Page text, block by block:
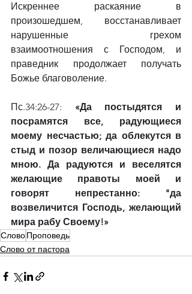
Искреннее раскаяние в
произошедшем, восстанавливает
нарушенные грехом
взаимоотношения с Господом, и
праведник продолжает получать
Божье благоволение.
Пс.34:26-27: «Да постыдятся и
посрамятся все, радующиеся
моему несчастью; да облекутся в
стыд и позор величающиеся надо
мною. Да радуются и веселятся
желающие правоты моей и
говорят непрестанно: "да
возвеличится Господь, желающий
мира рабу Своему!»
СловоПроповедь
Слово от пастора